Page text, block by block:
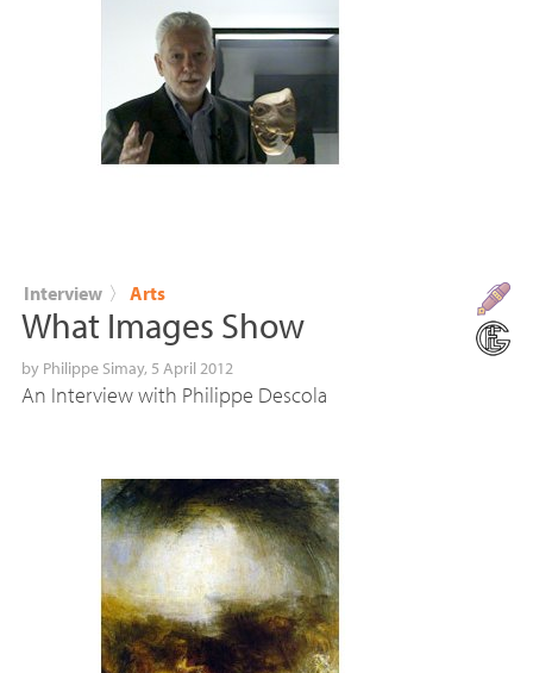
Interview 〉 Arts
What Images Show
by Philippe Simay, 5 April 2012
An Interview with Philippe Descola